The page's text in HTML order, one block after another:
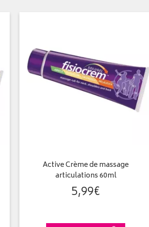
Active Crème de massage
articulations 60ml
5,99€